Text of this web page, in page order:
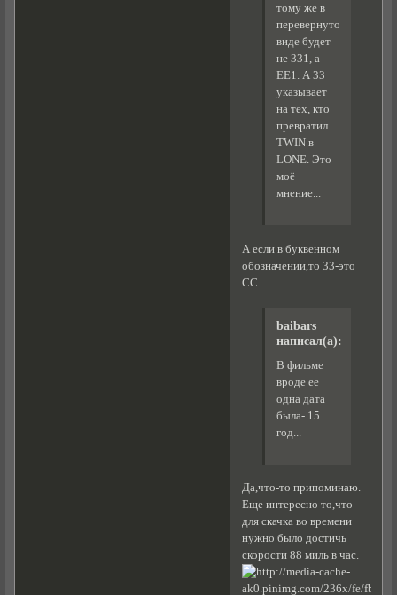
тому же в
перевернутом
виде будет
не 331, а
EE1. А 33
указывает
на тех, кто
превратил
TWIN в
LONE. Это
моё
мнение...
А если в буквенном
обозначении,то 33-это
CC.
baibars
написал(а):
В фильме
вроде ее
одна дата
была- 15
год...
Да,что-то припоминаю.
Еще интересно то,что
для скачка во времени
нужно было достичь
скорости 88 миль в час.